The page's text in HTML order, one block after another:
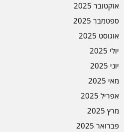
אוקטובר 2025
ספטמבר 2025
אוגוסט 2025
יולי 2025
יוני 2025
מאי 2025
אפריל 2025
מרץ 2025
פברואר 2025